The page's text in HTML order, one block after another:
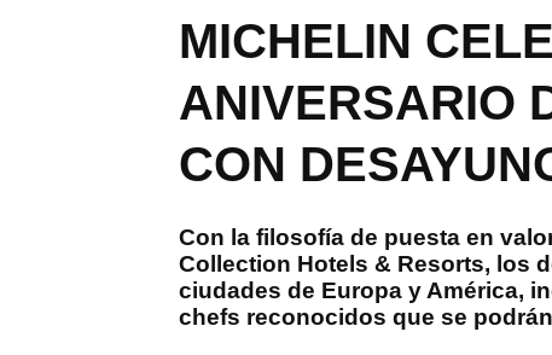
MICHELIN
ANIVERSARIO
CON
Con la filosofía de puesta en
Collection Hotels & Resorts, los
ciudades de Europa y América,
chefs reconocidos que se